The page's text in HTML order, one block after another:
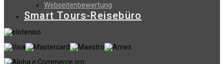
Webseitenbewertung
Smart Tours-Reisebüro